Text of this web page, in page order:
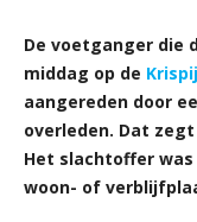
De voetganger die
middag op de
aangereden door
overleden. Dat
Het slachtoffer
woon- of